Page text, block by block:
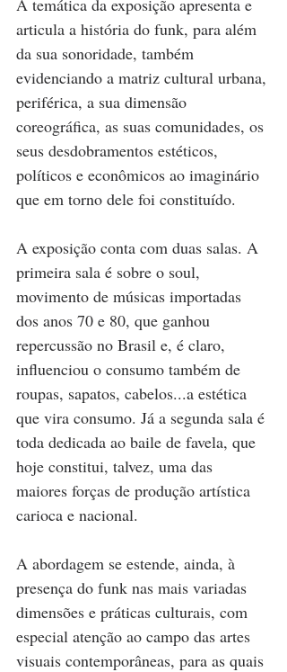
articula a história do funk, para além
da sua sonoridade, também
evidenciando a matriz cultural urbana,
periférica, a sua dimensão
coreográfica, as suas comunidades, os
seus desdobramentos estéticos,
políticos e econômicos ao imaginário
que em torno dele foi constituído.
A exposição conta com duas salas. A
primeira sala é sobre o soul,
movimento de músicas importadas
dos anos 70 e 80, que ganhou
repercussão no Brasil e, é claro,
influenciou o consumo também de
roupas, sapatos, cabelos...a estética
que vira consumo. Já a segunda sala é
toda dedicada ao baile de favela, que
hoje constitui, talvez, uma das
maiores forças de produção artística
carioca e nacional.
A abordagem se estende, ainda, à
presença do funk nas mais variadas
dimensões e práticas culturais, com
especial atenção ao campo das artes
visuais contemporâneas, para as quais